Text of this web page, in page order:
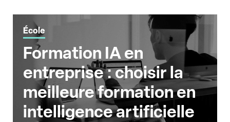
École
Formation IA en
entreprise : choisir la
meilleure formation en
intelligence artificielle